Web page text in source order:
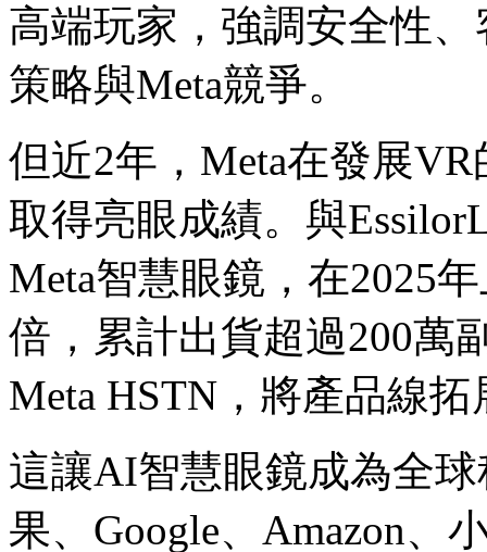
高端玩家，強調安全性
策略與Meta競爭。
但近2年，Meta在發展
取得亮眼成績。與
Meta智慧眼鏡，在2025
倍，累計出貨超過200萬
Meta HSTN，將產品線
這讓AI智慧眼鏡成為全
果、Google、Amazon、